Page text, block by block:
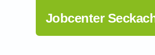
Jobcenter